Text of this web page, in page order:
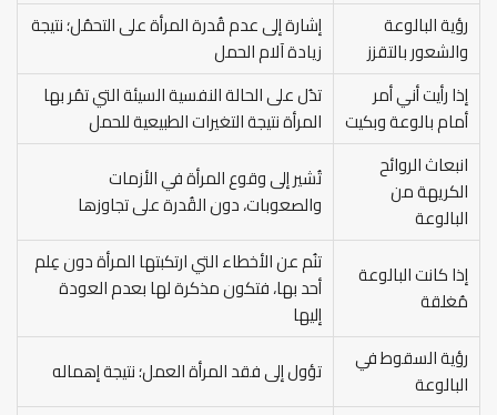
رؤية البالوعة
والشعور بالتقزز
إشارة إلى عدم قُدرة المرأة على التحمُل؛ نتيجة
زيادة آلام الحمل
إذا رأيت أني أمر
أمام بالوعة وبكيت
تدُل على الحالة النفسية السيئة التي تمُر بها
المرأة نتيجة التغيرات الطبيعية للحمل
انبعاث الروائح
الكريهة من
البالوعة
تُشير إلى وقوع المرأة في الأزمات
والصعوبات، دون القُدرة على تجاوزها
إذا كانت البالوعة
مُغلقة
تنُم عن الأخطاء التي ارتكبتها المرأة دون عِلم
أحد بها، فتكون مذكرة لها بعدم العودة
إليها
رؤية السقوط في
البالوعة
تؤول إلى فقد المرأة العمل؛ نتيجة إهماله